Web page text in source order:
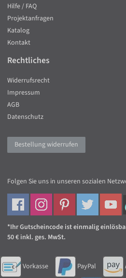
Hilfe / FAQ
Projektanfragen
Katalog
Kontakt
Rechtliches
Widerrufsrecht
Impressum
AGB
Datenschutz
Bestellung widerrufen
Folgen Sie uns in unseren sozialen
*Ihr Gutscheincode ist einmalig
50 € inkl. ges. MwSt.
Vorkasse PayPal